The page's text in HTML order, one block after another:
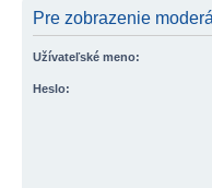
Pre zobrazenie
Užívateľské meno:
Heslo: